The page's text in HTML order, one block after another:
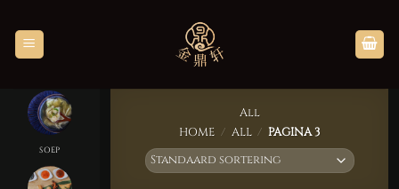
to
content
SOEP
All
HOME / ALL / PAGINA 3